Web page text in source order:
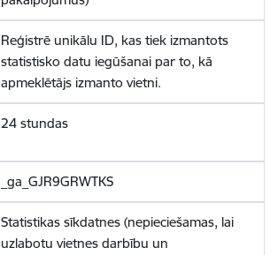
Reģistrē unikālu ID, kas tiek izmantots
statistisko datu iegūšanai par to, kā
apmeklētājs izmanto vietni.
24 stundas
_ga_GJR9GRWTKS
Statistikas sīkdatnes (nepieciešamas, lai
uzlabotu vietnes darbību un